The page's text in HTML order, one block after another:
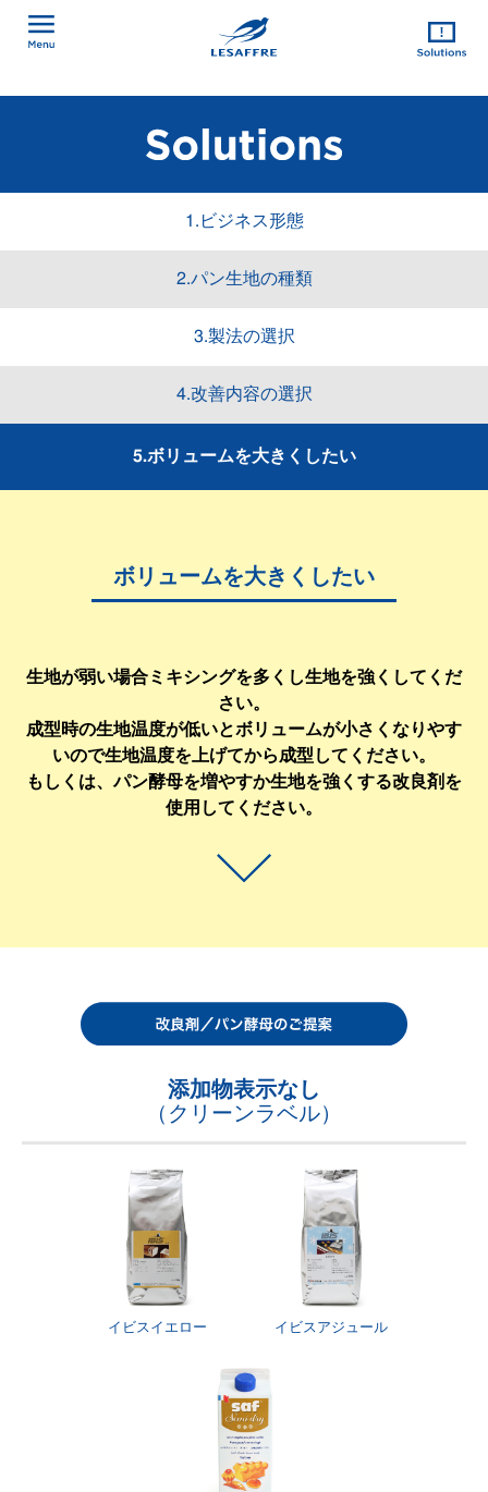
1.ビジネス形態
2.パン生地の種類
3.製法の選択
4.改善内容の選択
5.ボリュームを大きくしたい
ボリュームを大きくしたい
生地が弱い場合ミキシングを多くし生地を強くしてくだ
さい。
成型時の生地温度が低いとボリュームが小さくなりやす
いので生地温度を上げてから成型してください。
もしくは、パン酵母を増やすか生地を強くする改良剤を
使用してください。
添加物表示なし
（クリーンラベル）
イビスイエロー イビスアジュール